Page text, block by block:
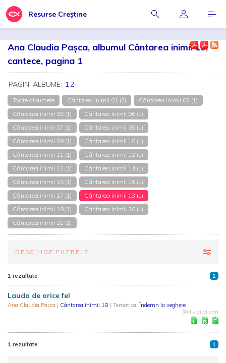
Resurse Creștine
Ana Claudia Pașca, albumul Cântarea inimii 18,
cantece, pagina 1
PAGINI ALBUME: 12
Toate albumele Cântarea inimii 01 (3)
Cântarea inimii 02 (1)
Cântarea inimii 05 (1)
Cântarea inimii 06 (1)
Cântarea inimii 07 (1)
Cântarea inimii 08 (1)
Cântarea inimii 09 (1)
Cântarea inimii 10 (1)
Cântarea inimii 11 (1)
Cântarea inimii 12 (1)
Cântarea inimii 13 (1)
Cântarea inimii 14 (1)
Cântarea inimii 15 (1)
Cântarea inimii 16 (1)
Cântarea inimii 17 (1)
Cântarea inimii 18 (1)
Cântarea inimii 19 (1)
Cântarea inimii 20 (1)
Cântarea inimii 21 (1)
DESCHIDE FILTRELE
1 rezultate 1
Lauda de orice fel
Ana Claudia Pașca | Cântarea inimii 18 | Tematica: Îndemn la veghere
384 vizualizări
1 rezultate 1